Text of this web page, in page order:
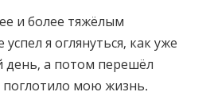
и более тяжёлым
я оглянуться, как уже
а потом перешёл
поглотило мою жизнь.